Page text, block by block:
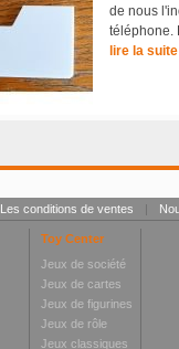
de nous
téléphone.
lire la suite
Les conditions de ventes |
Toy Center
Jeux de société
Jeux de cartes
Jeux de figurines
Jeux de rôle
Jeux classiques